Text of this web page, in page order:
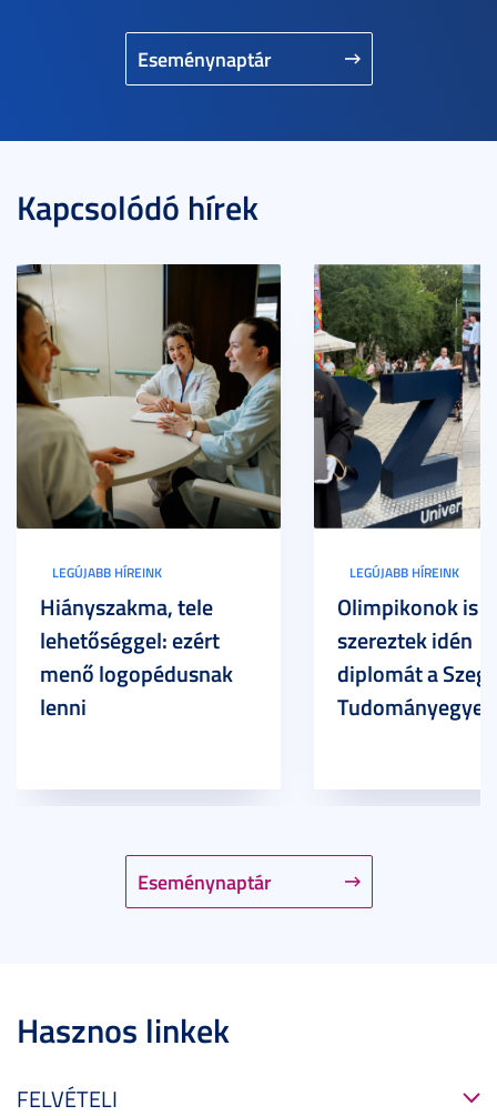
Eseménynaptár
Kapcsolódó hírek
Eseménynaptár
LEGÚJABB HÍREINK
Hiányszakma, tele
lehetőséggel: ezért
menő logopédusnak
lenni
LEGÚJABB HÍREINK
Olimpikonok is
szereztek idén
diplomát a
Hasznos linkek
FELVÉTELI